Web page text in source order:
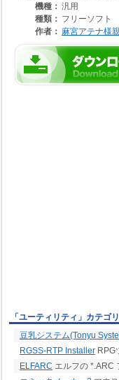
機種： 汎用
種類： フリーソフト
作者： 麻宮アテナ様
「ユーティリティ」カテゴ
豆乳システム(Tonyu
RGSS-RTP Installer RPG
ELFARC エルフの *.ARC